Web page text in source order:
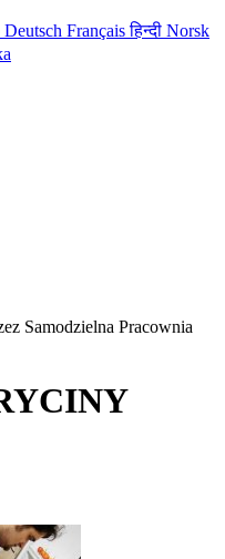
Deutsch Françaisहिन्दी Norsk
Samodzielna Pracownia